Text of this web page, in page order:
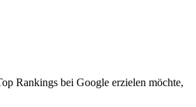
Rankings bei Google erzielen möchte,